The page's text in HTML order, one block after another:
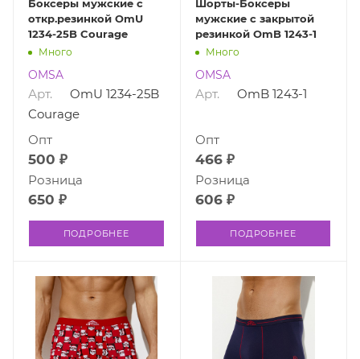
Боксеры мужские с
откр.резинкой OmU
1234-25B Courage
Много
OMSA
Арт.
OmU 1234-25B
Courage
500 ₽
Опт
650 ₽
Розница
ПОДРОБНЕЕ
Шорты-Боксеры
мужские с закрытой
резинкой OmB 1243-1
Много
OMSA
Арт. OmB 1243-1
466 ₽
Опт
606 ₽
Розница
ПОДРОБНЕЕ